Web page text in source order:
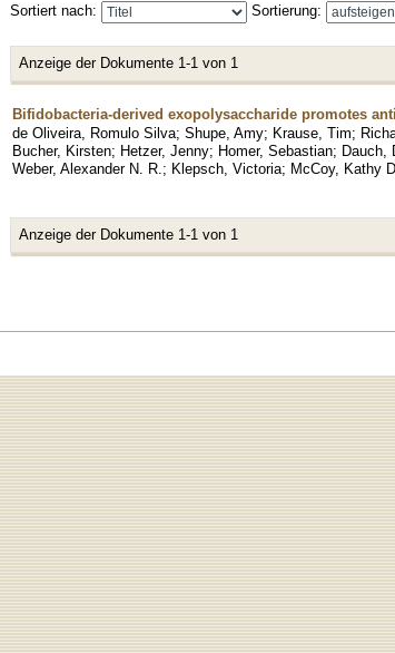
Sortiert nach: Sortierung:
Anzeige der Dokumente 1-1 von 1
Bifidobacteria-derived exopolysaccharide promotes
de Oliveira, Romulo Silva; Shupe, Amy; Krause, Tim;
Bucher, Kirsten; Hetzer, Jenny; Homer, Sebastian; Dauch,
Weber, Alexander N. R. ; Klepsch, Victoria; McCoy, Kathy D.
Anzeige der Dokumente 1-1 von 1